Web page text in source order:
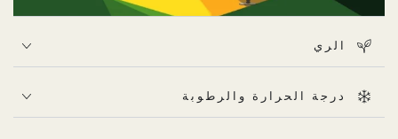
تفضل نبتة «كالاتيا تريوستار» الضوء الساطع غير المباشر، الذي
يساعد في الحفاظ على ألوانها الزاهية. في المنازل بدولة
الري
درجة الحرارة والرطوبة